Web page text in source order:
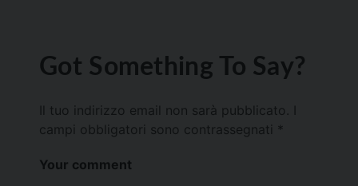
Got Something To Say?
Il tuo indirizzo email non sarà pubblicato.
campi obbligatori sono contrassegnati *
Your comment